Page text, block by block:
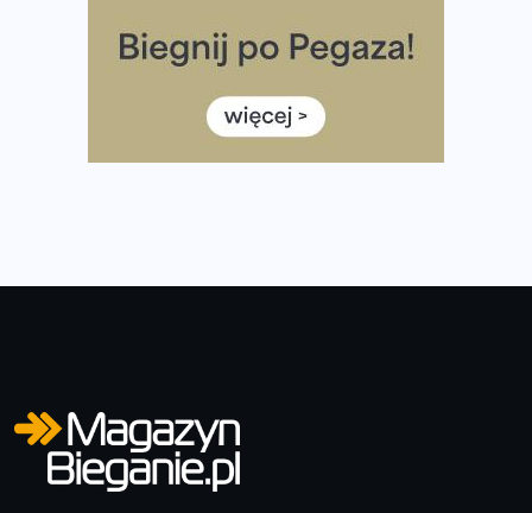
Rozbiegany Olsztyn szykuje się na weekend z
Już w tę sobotę 35. Bieg Powstania Warszawskiego.
Wystartuje rekordowa liczba uczestników